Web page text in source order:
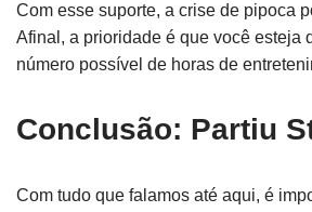
Com esse suporte, a crise de pipoca
Afinal, a prioridade é que você esteja
número possível de horas de
Conclusão: Partiu
Com tudo que falamos até aqui, é